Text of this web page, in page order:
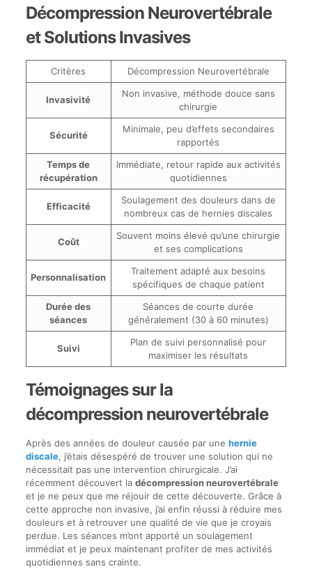
Décompression Neurovertébrale
et Solutions Invasives
Critères Décompression Neurovertébrale
Invasivité
Non invasive, méthode douce sans
chirurgie
Sécurité
Minimale, peu d’effets secondaires
rapportés
Temps de
récupération
Immédiate, retour rapide aux activités
quotidiennes
Efficacité
Soulagement des douleurs dans de
nombreux cas de hernies discales
Coût
Souvent moins élevé qu’une chirurgie
et ses complications
Personnalisation
Traitement adapté aux besoins
spécifiques de chaque patient
Durée des
séances
Séances de courte durée
généralement (30 à 60 minutes)
Suivi
Plan de suivi personnalisé pour
maximiser les résultats
Témoignages sur la
décompression neurovertébrale
Après des années de douleur causée par une hernie
discale, j’étais désespéré de trouver une solution qui ne
nécessitait pas une intervention chirurgicale. J’ai
récemment découvert la décompression neurovertébrale
et je ne peux que me réjouir de cette découverte. Grâce à
cette approche non invasive, j’ai enfin réussi à réduire mes
douleurs et à retrouver une qualité de vie que je croyais
perdue. Les séances m’ont apporté un soulagement
immédiat et je peux maintenant profiter de mes activités
quotidiennes sans crainte.